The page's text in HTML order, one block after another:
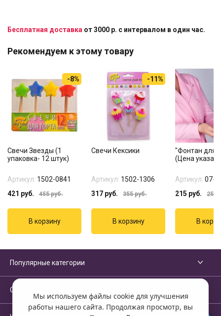
Мы используем файлы cookie для улучшения
работы нашего сайта. Продолжая просмотр, вы
Бесплатная доставка от 3000 р. с интервалом в один час.
Рекомендуем к этому товару
-8%
Свечи Звезды (1
упаковка- 12 штук)
Артикул: 1502-0841
421 руб. 455руб.
-11%
Свечи Кексики
Артикул: 1502-1306
317 руб. 355руб.
"Фонтан для
(Цена
Артикул: 07-
215 руб. 255
Популярные категории
Сервисы и помощь